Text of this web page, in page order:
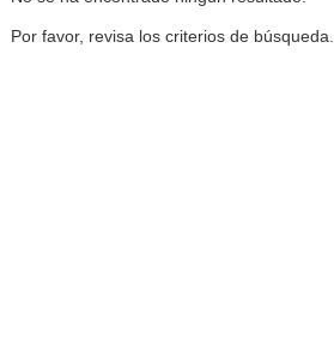
Por favor, revisa los criterios de búsqueda.